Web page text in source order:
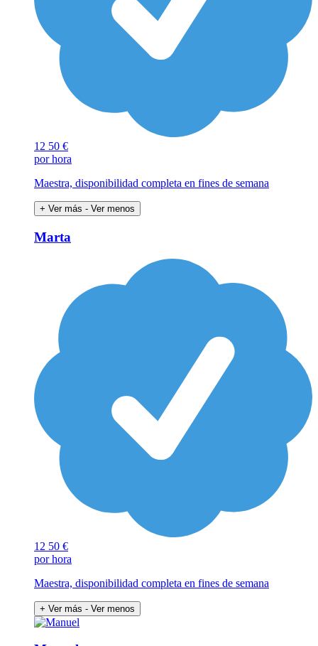
12 50 €
por hora
Maestra, disponibilidad completa en fines de semana
+ Ver más - Ver menos
Marta
12 50 €
por hora
Maestra, disponibilidad completa en fines de semana
+ Ver más - Ver menos